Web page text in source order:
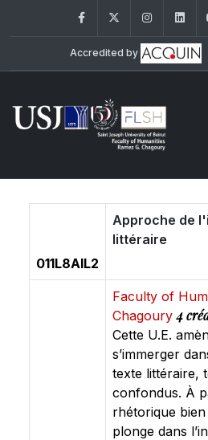
FacebookTwitter
Accredited by
011L8AIL2
Approche de
littéraire
Faculty of
Chagoury4
Cette U.E.
s’immerger
texte littéraire,
confondus. À
rhétorique bien
plonge dans